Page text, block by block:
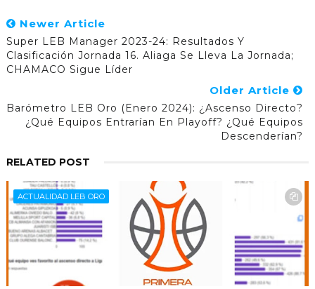
Newer Article
Super LEB Manager 2023-24: Resultados Y
Clasificación Jornada 16. Aliaga Se Lleva La Jornada;
CHAMACO Sigue Líder
Older Article
Barómetro LEB Oro (enero 2024): ¿Ascenso Directo?
¿Qué Equipos Entrarían En Playoff? ¿Qué Equipos
Descenderían?
RELATED POST
ACTUALIDAD LEB ORO